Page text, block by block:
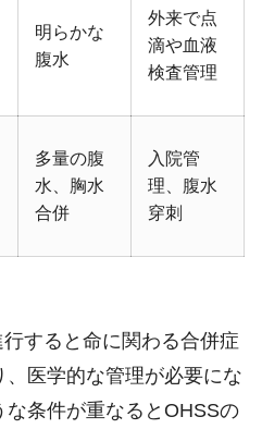
明らかな
腹水
外来で点
滴や血液
検査管理
多量の腹
水、胸水
合併
入院管
理、腹水
穿刺
すると命に関わる合併症
医学的な管理が必要にな
な条件が重なるとOHSSの